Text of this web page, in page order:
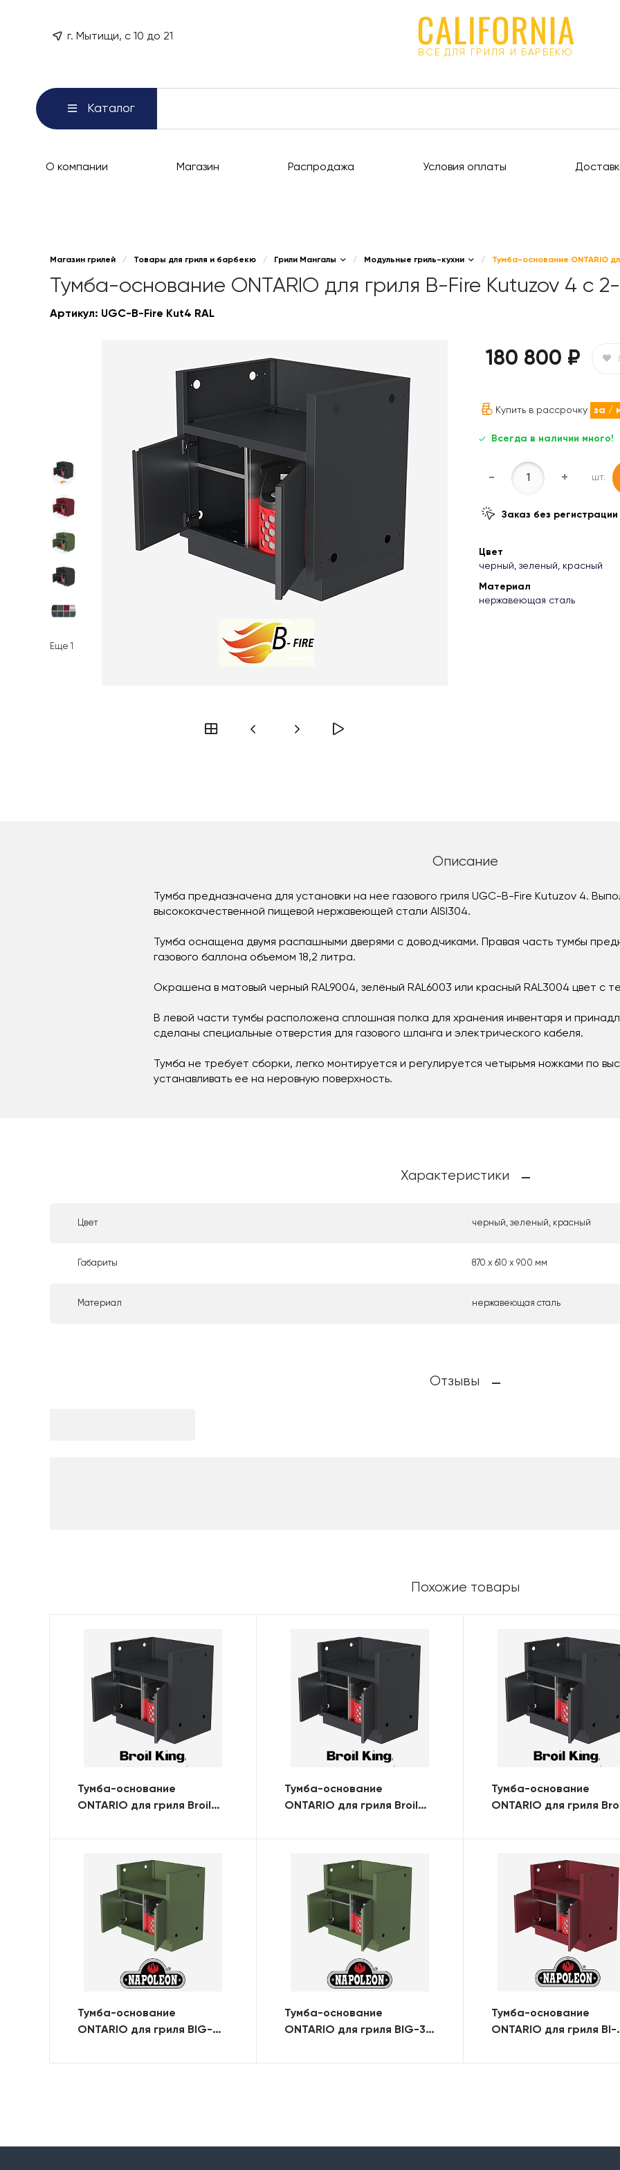
г. Мытищи, с 10 до 21
ВСЕ ДЛЯ ГРИЛЯ И БАРБЕКЮ
Каталог
О компании Магазин Распродажа Условия оплаты
Магазин грилей / Товары для гриля и барбекю / Грили Мангалы / Модульные гриль-кухни / Тумба-основание ONTARIO
Тумба-основание ONTARIO для гриля B-Fire Kutuzov 4 с
Артикул: UGC-B-Fire Kut4 RAL
Еще 1
180 800 ₽
Купить в рассрочку за /
Всегда в наличии много!
- + шт.
Заказ без регистрации
Цвет
черный, зеленый, красный
Материал
нержавеющая сталь
Описание
Тумба предназначена для установки на нее газового гриля UGC-B-Fire Kutuzov 4.
высококачественной пищевой нержавеющей стали AISI304.
Тумба оснащена двумя распашными дверями с доводчиками. Правая часть тумбы
газового баллона объемом 18,2 литра.
Окрашена в матовый черный RAL9004, зелёный RAL6003 или красный RAL3004 цвет с
В левой части тумбы расположена сплошная полка для хранения инвентаря и
сделаны специальные отверстия для газового шланга и электрического кабеля.
Тумба не требует сборки, легко монтируется и регулируется четырьмя ножками по
устанавливать ее на неровную поверхность.
Характеристики
Цвет черный, зеленый, красный
Габариты 870 х 610 х 900 мм
Материал нержавеющая сталь
Отзывы
Похожие товары
Тумба-основание
ONTARIO для гриля Broil
Тумба-основание
ONTARIO для гриля Broil
Тумба-основание
ONTARIO для гриля
Тумба-основание
ONTARIO для гриля BIG-44
Тумба-основание
ONTARIO для гриля BIG-38
Тумба-основание
ONTARIO для гриля BI-